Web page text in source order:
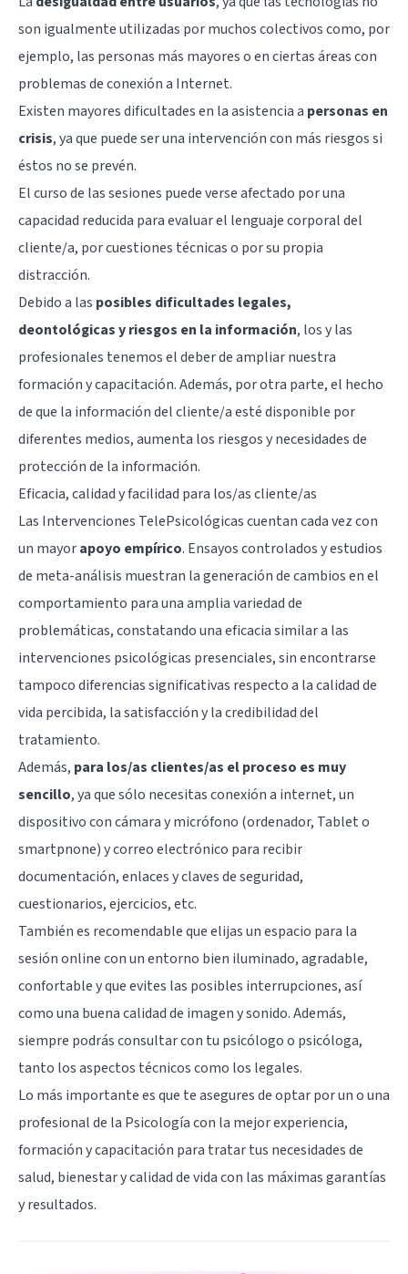
son igualmente utilizadas por muchos colectivos como, por
ejemplo, las personas más mayores o en ciertas áreas con
problemas de conexión a Internet.
Existen mayores dificultades en la asistencia a personas en
crisis, ya que puede ser una intervención con más riesgos si
éstos no se prevén.
El curso de las sesiones puede verse afectado por una
capacidad reducida para evaluar el lenguaje corporal del
cliente/a, por cuestiones técnicas o por su propia
distracción.
Debido a las posibles dificultades legales,
deontológicas y riesgos en la información, los y las
profesionales tenemos el deber de ampliar nuestra
formación y capacitación. Además, por otra parte, el hecho
de que la información del cliente/a esté disponible por
diferentes medios, aumenta los riesgos y necesidades de
protección de la información.
Eficacia, calidad y facilidad para los/as cliente/as
Las Intervenciones TelePsicológicas cuentan cada vez con
un mayorapoyo empírico. Ensayos controlados y estudios
de meta-análisis muestran la generación de cambios en el
comportamiento para una amplia variedad de
problemáticas, constatando una eficacia similar a las
intervenciones psicológicas presenciales, sin encontrarse
tampoco diferencias significativas respecto a la calidad de
vida percibida, la satisfacción y la credibilidad del
tratamiento.
Además, para los/as clientes/as el proceso es muy
sencillo, ya que sólo necesitas conexión a internet, un
dispositivo con cámara y micrófono (ordenador, Tablet o
smartpnone) y correo electrónico para recibir
documentación, enlaces y claves de seguridad,
cuestionarios, ejercicios, etc.
También es recomendable que elijas un espacio para la
sesión online con un entorno bien iluminado, agradable,
confortable y que evites las posibles interrupciones, así
como una buena calidad de imagen y sonido. Además,
siempre podrás consultar con tu psicólogo o psicóloga,
tanto los aspectos técnicos como los legales.
Lo más importante es que te asegures de optar por un o una
profesional de la Psicología con la mejor experiencia,
formación y capacitación para tratar tus necesidades de
salud, bienestar y calidad de vida con las máximas garantías
y resultados.